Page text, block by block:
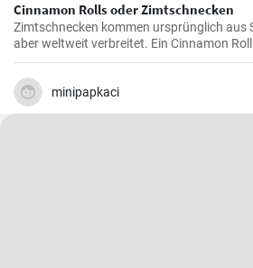
Cinnamon Rolls oder Zimtschnecken
Zimtschnecken kommen ursprünglich aus
aber weltweit verbreitet. Ein Cinnamon
Butter, Zimt und Zucker zubereitet . Ihre
werden es lieben.
minipapkaci